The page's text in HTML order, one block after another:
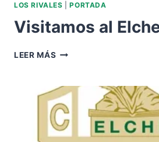
LOS RIVALES |PORTADA
Visitamos al
LEER MÁS VISITAMOS
CF.